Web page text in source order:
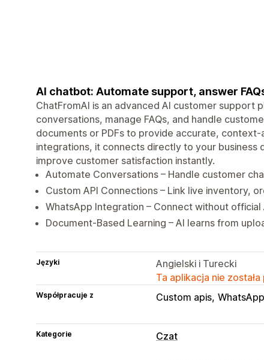
AI chatbot: Automate support, answer
ChatFromAI is an advanced AI customer support
conversations, manage FAQs, and handle
documents or PDFs to provide accurate,
integrations, it connects directly to your
improve customer satisfaction instantly.
Automate Conversations – Handle customer
Custom API Connections – Link live inventory,
WhatsApp Integration – Connect without
Document-Based Learning – AI learns from
Języki
Angielski i Turecki
Ta aplikacja nie
Współpracuje z Custom apis WhatsApp
Kategorie Czat